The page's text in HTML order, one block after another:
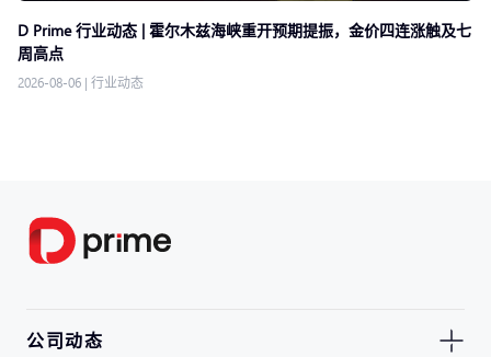
D Prime 行业动态 | 霍尔木兹海峡重开预期提振，金价四连涨触及七
周高点
2026-08-06 | 行业动态
公司动态